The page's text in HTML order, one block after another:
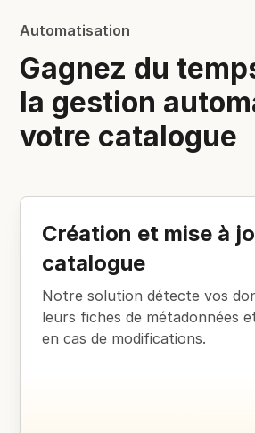
Automatisation
Gagnez du
la gestion
votre catalogue
Création et mise à
catalogue
Notre solution détecte vos
leurs fiches de métadonnées
en cas de modifications.